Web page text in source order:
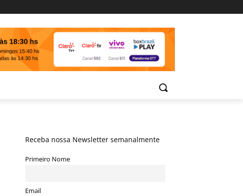
Receba nossa Newsletter semanalmente
Primeiro Nome
Email